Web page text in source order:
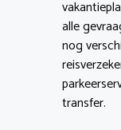
alle
nog
transfer.